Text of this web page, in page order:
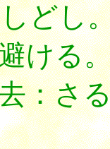
どし
ける
：さ